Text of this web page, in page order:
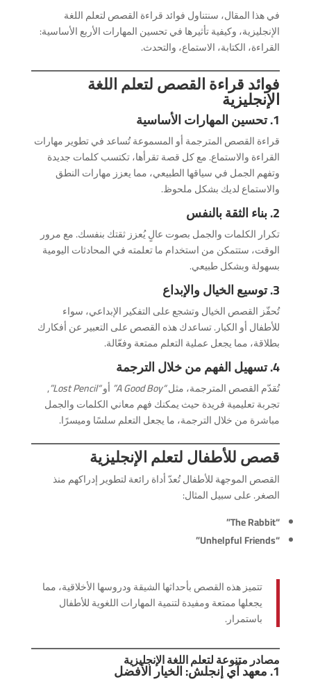
في هذا المقال، سنتناول فوائد قراءة القصص لتعلم اللغة
الإنجليزية، وكيفية تأثيرها في تحسين المهارات الأربع الأساسية:
القراءة، الكتابة، الاستماع، والتحدث.
فوائد قراءة القصص لتعلم اللغة
الإنجليزية
1. تحسين المهارات الأساسية
قراءة القصص المترجمة أو المسموعة تُساعد في تطوير مهارات
القراءة والاستماع. مع كل قصة تقرأها، تكتسب كلمات جديدة
وتفهم الجمل في سياقها الطبيعي، مما يعزز مهارات النطق
والاستماع لديك بشكل ملحوظ.
2. بناء الثقة بالنفس
تكرار الكلمات والجمل بصوت عالٍ يُعزز ثقتك بنفسك. مع مرور
الوقت، ستتمكن من استخدام ما تعلمته في المحادثات اليومية
بسهولة وبشكل طبيعي.
3. توسيع الخيال والإبداع
تُحفّز القصص الخيال وتشجع على التفكير الإبداعي، سواء
للأطفال أو الكبار. تساعدك هذه القصص على التعبير عن أفكارك
بطلاقة، مما يجعل عملية التعلم ممتعة وفعّالة.
4. تسهيل الفهم من خلال الترجمة
تُقدّم القصص المترجمة، مثل“A Good Boy” أو“Lost Pencil”
,
تجربة تعليمية فريدة حيث يمكنك فهم معاني الكلمات والجمل
مباشرة من خلال الترجمة، ما يجعل التعلم سلسًا وميسرًا.
قصص للأطفال لتعلم الإنجليزية
القصص الموجهة للأطفال تُعدّ أداة رائعة لتطوير إدراكهم منذ
الصغر. على سبيل المثال:
“The Rabbit”
“Unhelpful Friends”
تتميز هذه القصص بأحداثها الشيقة ودروسها الأخلاقية، مما
يجعلها ممتعة ومفيدة لتنمية المهارات اللغوية للأطفال
باستمرار.
مصادر متنوعة لتعلم اللغة الإنجليزية
1. معهد آي إنجلش: الخيار الأفضل